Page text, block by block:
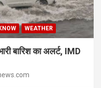
WEATHER
बारिश का अलर्ट, IMD